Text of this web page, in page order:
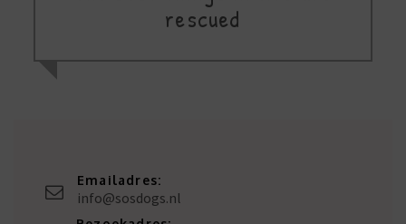
rescued
Emailadres:
info@sosdogs.nl